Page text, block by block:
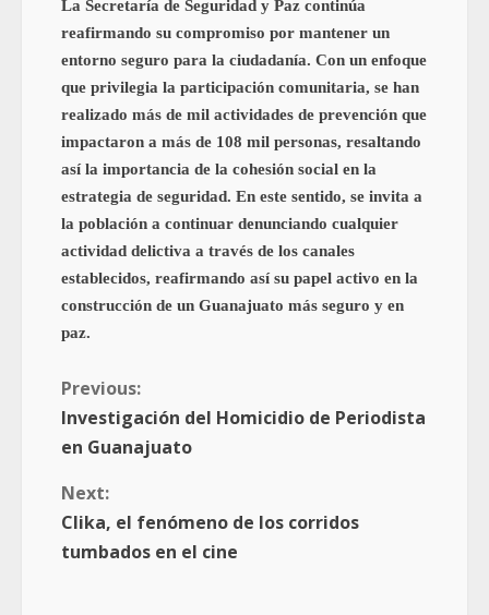
La Secretaría de Seguridad y Paz continúa
reafirmando su compromiso por mantener un
entorno seguro para la ciudadanía. Con un enfoque
que privilegia la participación comunitaria, se han
realizado más de mil actividades de prevención que
impactaron a más de 108 mil personas, resaltando
así la importancia de la cohesión social en la
estrategia de seguridad. En este sentido, se invita a
la población a continuar denunciando cualquier
actividad delictiva a través de los canales
establecidos, reafirmando así su papel activo en la
construcción de un Guanajuato más seguro y en
paz.
Previous:
Investigación del Homicidio de Periodista
en Guanajuato
Next:
Clika, el fenómeno de los corridos
tumbados en el cine